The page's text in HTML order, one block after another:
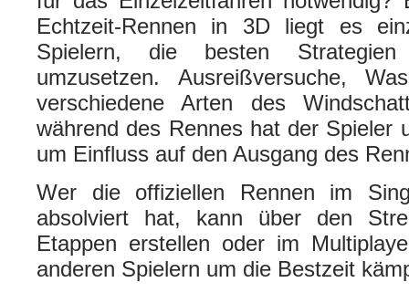
Echtzeit-Rennen in 3D liegt es
Spielern, die besten
umzusetzen. Ausreißversuche,
verschiedene Arten des
während des Rennes hat der Spieler
um Einfluss auf den Ausgang des
Wer die offiziellen Rennen im
absolviert hat, kann über den
Etappen erstellen oder im
anderen Spielern um die Bestzeit